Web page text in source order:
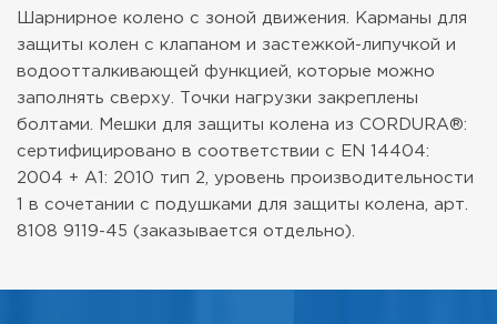
Шарнирное колено с зоной движения. Карманы для
защиты колен с клапаном и застежкой-липучкой и
водоотталкивающей функцией, которые можно
заполнять сверху. Точки нагрузки закреплены
болтами. Мешки для защиты колена из CORDURA®:
сертифицировано в соответствии с EN 14404:
2004 + A1: 2010 тип 2, уровень производительности
1 в сочетании с подушками для защиты колена, арт.
8108 9119-45 (заказывается отдельно).